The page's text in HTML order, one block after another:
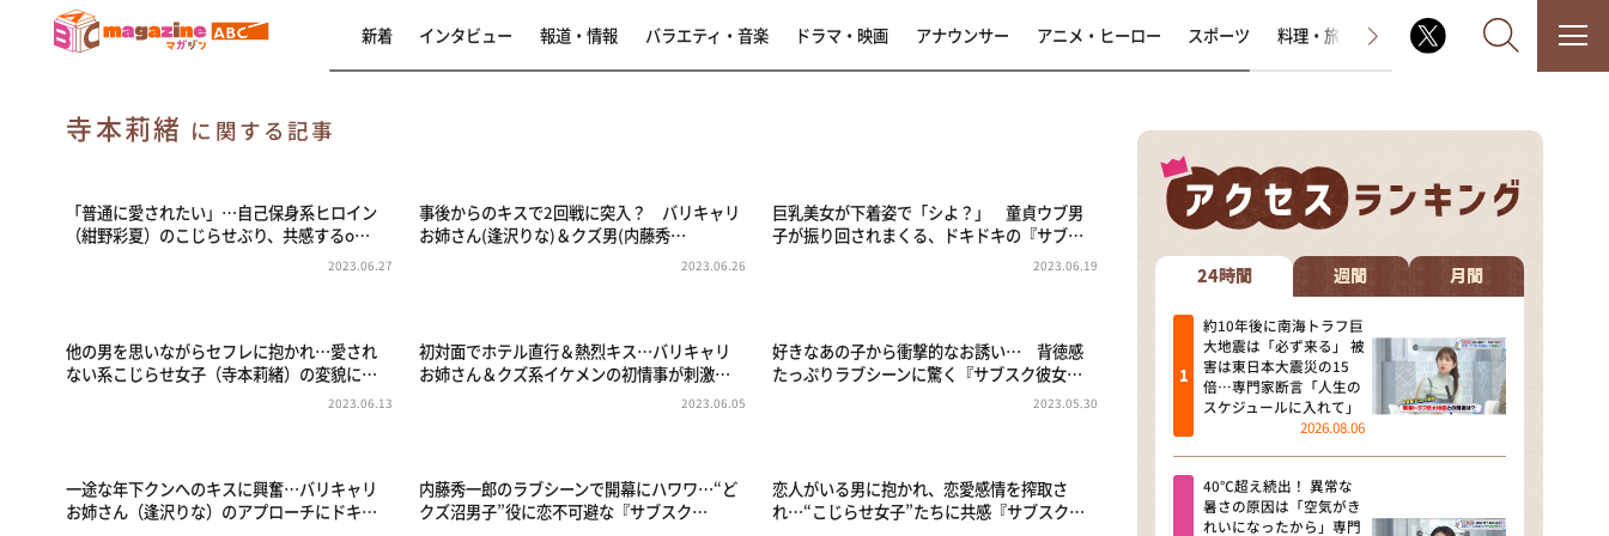
なるみ・岡村の過ぎるTV
相席食堂
これ余談なんですけど・・・
～人生密着トークバラエティ！
～ やすとものいたって真剣です
探偵！ナイトスクープ
news おかえり
新着 インタビュー 報道・情報 バラエティ・音楽 ドラマ・映画 アナウンサー アニメ・ヒーロー スポーツ 料理・旅 ラジオ番組 その他
寺本莉緒 に関する記事
「普通に愛されたい」…自己保身系ヒロイン
（紺野彩夏）のこじらせぶり、共感するo…
2023.06.27
事後からのキスで2回戦に突入？ バリキャリ
お姉さん(逢沢りな)＆クズ男(内藤秀…
2023.06.26
巨乳美女が下着姿で「シよ？」 童貞ウブ男
子が振り回されまくる、ドキドキの『サブ…
2023.06.19
他の男を思いながらセフレに抱かれ…愛され
ない系こじらせ女子（寺本莉緒）の変貌に…
2023.06.13
初対面でホテル直行＆熱烈キス…バリキャリ
お姉さん＆クズ系イケメンの初情事が刺激…
2023.06.05
好きなあの子から衝撃的なお誘い… 背徳感
たっぷりラブシーンに驚く『サブスク彼女…
2023.05.30
一途な年下クンへのキスに興奮…バリキャリ
お姉さん（逢沢りな）のアプローチにドキ…
内藤秀一郎のラブシーンで開幕にハワワ…“ど
クズ沼男子”役に恋不可避な『サブスク…
恋人がいる男に抱かれ、恋愛感情を搾取さ
れ…“こじらせ女子”たちに共感『サブスク…
24時間 週間 月間
約10年後に南海トラフ巨
大地震は「必ず来る」 被
害は東日本大震災の15
倍…専門家断言「人生の
スケジュールに入れて」
2026.08.06
40℃超え続出！ 異常な
暑さの原因は「空気がき
れいになったから」専門